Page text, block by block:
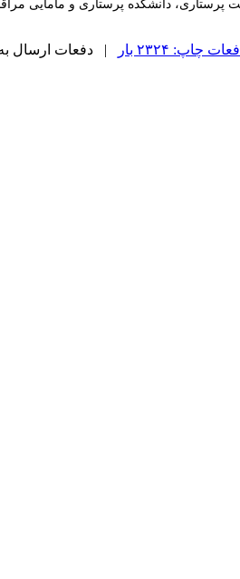
دانشکده پرستاری و مامایی
چاپ: ۲۳۲۴ بار | دفعات ارسال به